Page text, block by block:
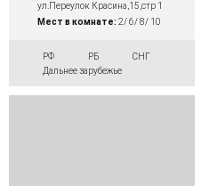
ул.Переулок Красина,15,стр 1
Мест в комнате: 2/ 6/ 8/ 10
РФ РБ
СНГ
Дальнее зарубежье